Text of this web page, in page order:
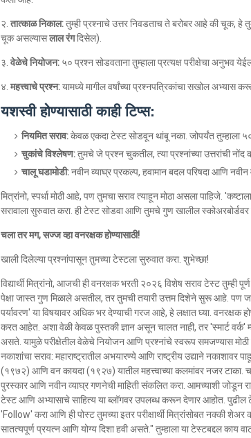
२. तात्काळ निकाल:तुम्ही प्रश्नाचे उत्तर निवडताच ते बरोबर आहे की चूक,
चूक असल्यासलाल रंगदिसेल).
३. वेळेचे नियोजन: ५० प्रश्न सोडवताना तुम्हाला प्रत्यक्ष परीक्षेचा अनुभव
४. महत्त्वाचे प्रश्न:यामध्ये मागील वर्षांच्या प्रश्नपत्रिकांचा सखोल अभ्यास
यशस्वी होण्यासाठी काही टिप्स:
नियमित सराव:केवळ एकदा टेस्ट सोडवून थांबू नका. जोपर्यंत तुम्हाला
चुकांचे विश्लेषण:तुमचे जे प्रश्न चुकतील, त्या प्रश्नांच्या उत्तरांची नोंद
चालू घडामोडी:नवीन व्याघ्र प्रकल्प, हवामान बदल परिषदा आणि
​मित्रांनो, स्पर्धा मोठी आहे, पण तुमचा सराव त्याहून मोठा असला पाहिजे.
सरावाला सुरुवात करा. ही टेस्ट सोडवा आणि तुमचे गुण खालील स्कोअरबोर्डवर
चला तर मग, सज्ज व्हा वनरक्षक होण्यासाठी!
​खाली दिलेल्या प्रश्नांपासून तुमच्या टेस्टला सुरुवात करा. शुभेच्छा!
विद्यार्थी मित्रांनो, आजची ही वनरक्षक भरती २०२६ विशेष सराव टेस्ट
पेक्षा जास्त गुण मिळाले असतील, तर तुमची तयारी उत्तम दिशेने सुरू आहे.
पर्यावरण' या विषयावर अधिक भर देण्याची गरज आहे, हे लक्षात घ्या. वनरक्षक
करत आहेत. अशा वेळी केवळ पुस्तकी ज्ञान असून चालत नाही, तर 'स्मार्ट
असते. यामुळे परीक्षेतील वेळेचे नियोजन आणि प्रश्नांचे स्वरूप समजण्यास मोठी
नकाशांचा सराव: महाराष्ट्रातील अभयारण्ये आणि राष्ट्रीय उद्याने नकाशावर
(१९७२) आणि वन कायदा (१९२७) यातील महत्त्वाच्या कलमांवर नजर टाका.
पुरस्कार आणि नवीन व्याघ्र गणनेची माहिती संकलित करा. आमच्याशी जोडून
टेस्ट आणि अभ्यासाचे साहित्य या ब्लॉगवर उपलब्ध करून देणार आहोत. पुढील
'Follow' करा आणि ही पोस्ट तुमच्या इतर परीक्षार्थी मित्रांसोबत नक्की शेअर
सातत्यपूर्ण प्रयत्न आणि योग्य दिशा हवी असते." तुम्हाला या टेस्टबद्दल काय